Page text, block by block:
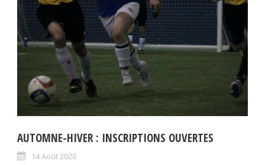
AUTOMNE-HIVER : INSCRIPTIONS OUVERTES
14 Août 2020